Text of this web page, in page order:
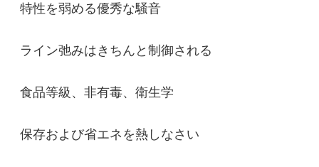
折り返しご連絡いたします！
特性を弱める優秀な騒音
ライン弛みはきちんと制御される
食品等級、非有毒、衛生学
保存および省エネを熱しなさい